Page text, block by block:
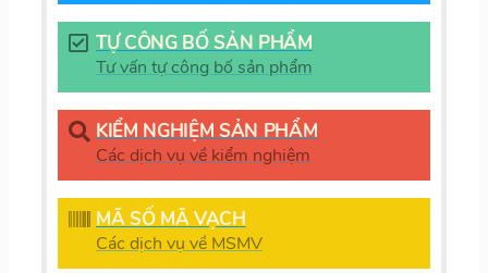
TỰ CÔNG BỐ SẢN PHẨM
Tư vấn tự công bố sản phẩm
KIỂM NGHIỆM SẢN PHẨM
Các dịch vụ về kiểm nghiệm
MÃ SỐ MÃ VẠCH
Các dịch vụ về MSMV